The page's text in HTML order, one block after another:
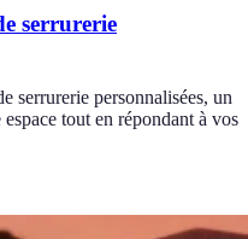
serrurerie
serrurerie personnalisées, un
tout en répondant à vos